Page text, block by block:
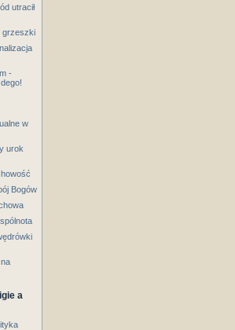
utracił
grzeszki
-
w
urok
Bogów
a